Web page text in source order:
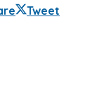
Tweet